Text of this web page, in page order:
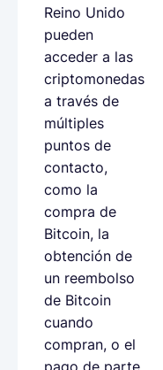
Reino Unido
pueden
acceder a las
criptomonedas
a través de
múltiples
puntos de
contacto,
como la
compra de
Bitcoin, la
obtención de
un reembolso
de Bitcoin
cuando
compran, o el
pago de parte